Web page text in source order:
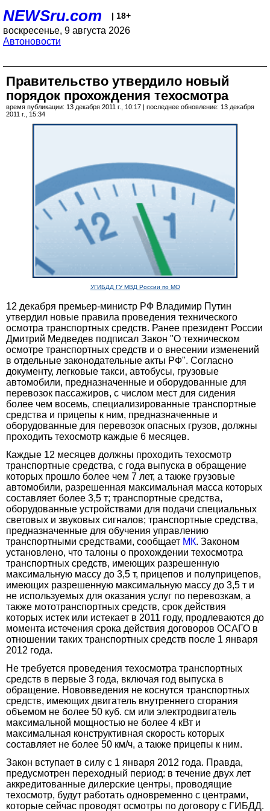
NEWSru.com | 18+
воскресенье, 9 августа 2026
Автоновости
Правительство утвердило новый
порядок прохождения техосмотра
время публикации: 13 декабря 2011 г., 10:17 | последнее обновление: 13 декабря
2011 г., 15:34
УГИБДД ГУ МВД России по МО
12 декабря премьер-министр РФ Владимир Путин
утвердил новые правила проведения технического
осмотра транспортных средств. Ранее президент России
Дмитрий Медведев подписал Закон "О техническом
осмотре транспортных средств и о внесении изменений
в отдельные законодательные акты РФ". Согласно
документу, легковые такси, автобусы, грузовые
автомобили, предназначенные и оборудованные для
перевозок пассажиров, с числом мест для сидения
более чем восемь, специализированные транспортные
средства и прицепы к ним, предназначенные и
оборудованные для перевозок опасных грузов, должны
проходить техосмотр каждые 6 месяцев.
Каждые 12 месяцев должны проходить техосмотр
транспортные средства, с года выпуска в обращение
которых прошло более чем 7 лет, а также грузовые
автомобили, разрешенная максимальная масса которых
составляет более 3,5 т; транспортные средства,
оборудованные устройствами для подачи специальных
световых и звуковых сигналов; транспортные средства,
предназначенные для обучения управлению
транспортными средствами, сообщает МК. Законом
установлено, что талоны о прохождении техосмотра
транспортных средств, имеющих разрешенную
максимальную массу до 3,5 т, прицепов и полуприцепов,
имеющих разрешенную максимальную массу до 3,5 т и
не используемых для оказания услуг по перевозкам, а
также мототранспортных средств, срок действия
которых истек или истекает в 2011 году, продлеваются до
момента истечения срока действия договоров ОСАГО в
отношении таких транспортных средств после 1 января
2012 года.
Не требуется проведения техосмотра транспортных
средств в первые 3 года, включая год выпуска в
обращение. Нововведения не коснутся транспортных
средств, имеющих двигатель внутреннего сгорания
объемом не более 50 куб. см или электродвигатель
максимальной мощностью не более 4 кВт и
максимальная конструктивная скорость которых
составляет не более 50 км/ч, а также прицепы к ним.
Закон вступает в силу с 1 января 2012 года. Правда,
предусмотрен переходный период: в течение двух лет
аккредитованные дилерские центры, проводящие
техосмотр, будут работать одновременно с центрами,
которые сейчас проводят осмотры по договору с ГИБДД.